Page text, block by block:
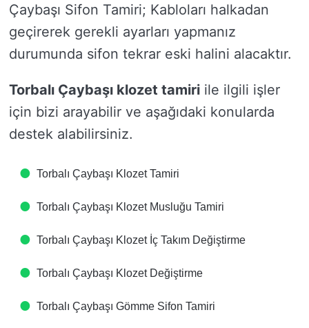
Çaybaşı Sifon Tamiri; Kabloları halkadan
geçirerek gerekli ayarları yapmanız
durumunda sifon tekrar eski halini alacaktır.
Torbalı Çaybaşı klozet tamiri ile ilgili işler
için bizi arayabilir ve aşağıdaki konularda
destek alabilirsiniz.
Torbalı Çaybaşı Klozet Tamiri
Torbalı Çaybaşı Klozet Musluğu Tamiri
Torbalı Çaybaşı Klozet İç Takım Değiştirme
Torbalı Çaybaşı Klozet Değiştirme
Torbalı Çaybaşı Gömme Sifon Tamiri